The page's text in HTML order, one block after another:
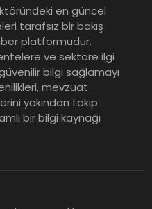
ANA Sigorta Satış
Olarak Atandı
bölünüyor:
vadeyi, koruma
vadeyi tutuyor
en güncel
tarafsız bir bakış
platformudur.
ve sektöre ilgi
bilgi sağlamayı
mevzuat
yakından takip
bir bilgi kaynağı